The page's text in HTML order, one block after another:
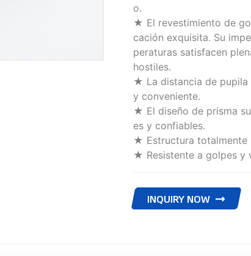
o.
★ El revestimiento de
cación exquisita. Su
peraturas satisfacen
hostiles.
★ La distancia de pupila
y conveniente.
★ El diseño de prisma
es y confiables.
★ Estructura totalmente
★ Resistente a golpes y
INQUIRY NOW